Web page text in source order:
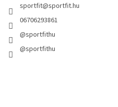
sportfit@sportfit.hu
06706293861
@sportfithu
@sportfithu